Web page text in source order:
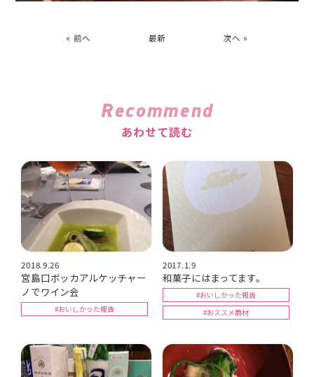
« 前へ 最新 次へ »
Recommend
あわせて読む
2018.9.26
宮島口ボッカアルケッチャー
ノでワイン会
#おいしかった報告
2017.1.9
和菓子にはまってます。
#おいしかった報告
#おススメ商材